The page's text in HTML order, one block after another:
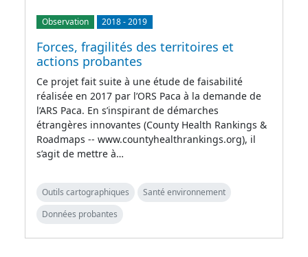
Observation 2018-2019
Forces, fragilités des territoires et
actions probantes
Ce projet fait suite à une étude de faisabilité
réalisée en 2017 par l’ORS Paca à la demande de
l’ARS Paca. En s’inspirant de démarches
étrangères innovantes (County Health Rankings &
Roadmaps -- www.countyhealthrankings.org), il
s’agit de mettre à…
Outils cartographiques
Santé environnement
Données probantes